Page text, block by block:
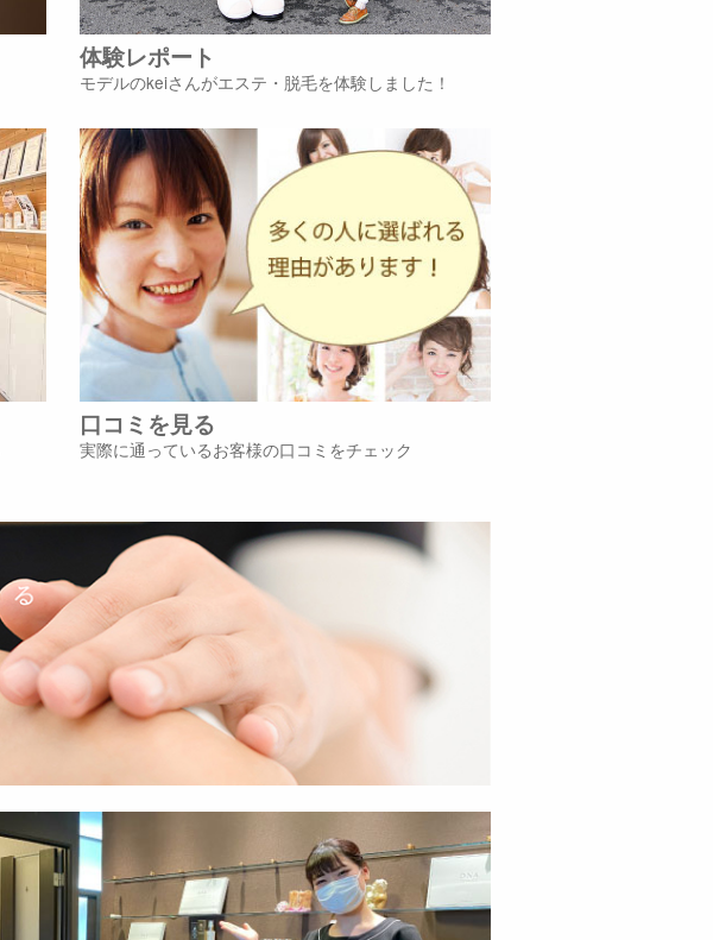
体験レポート
モデルのkeiさんがエステ・脱毛を体験しました！
口コミを見る
実際に通っているお客様の口コミをチェック